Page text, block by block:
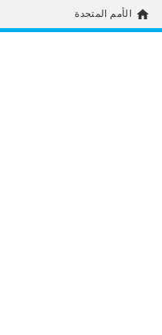
home الأمم المتحدة